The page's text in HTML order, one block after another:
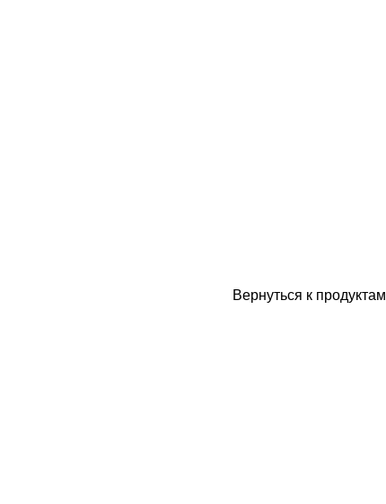
Вернуться к продуктам